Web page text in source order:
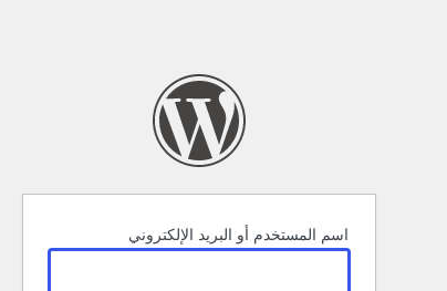
اسم المستخدم أو البريد الإلكتروني